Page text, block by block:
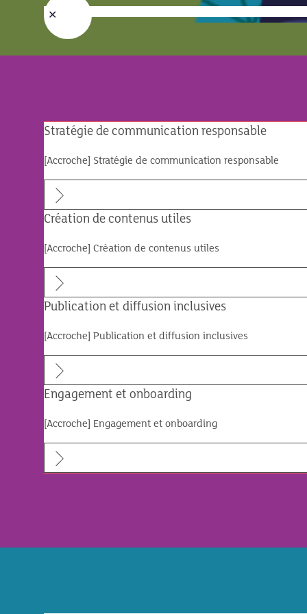
Stratégie de communication responsable
[Accroche] Stratégie de communication responsable
Création de contenus utiles
[Accroche] Création de contenus utiles
Publication et diffusion inclusives
[Accroche] Publication et diffusion inclusives
Engagement et onboarding
[Accroche] Engagement et onboarding